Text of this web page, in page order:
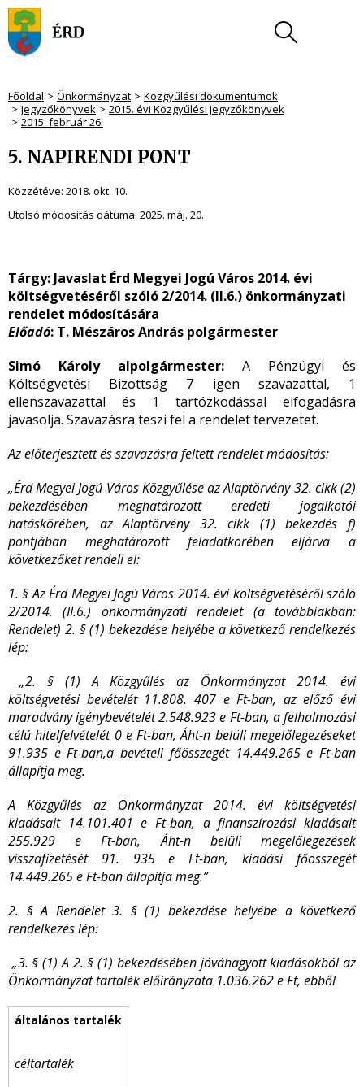
Főoldal Önkormányzat
Közgyűlési dokumentumok
Jegyzőkönyvek
2015. évi Közgyűlési jegyzőkönyvek
2015. február 26.
5. NAPIRENDI PONT
Közzétéve: 2018. okt. 10.
Utolsó módosítás dátuma: 2025. máj. 20.
Tárgy: Javaslat Érd Megyei Jogú Város 2014. évi
költségvetéséről szóló 2/2014. (II.6.) önkormányzati
rendelet módosítására
Előadó: T. Mészáros András polgármester
Simó Károly alpolgármester: A Pénzügyi és
Költségvetési Bizottság 7 igen szavazattal, 1
ellenszavazattal és 1 tartózkodással elfogadásra
javasolja. Szavazásra teszi fel a rendelet tervezetet.
Az előterjesztett és szavazásra feltett rendelet módosítás:
„Érd Megyei Jogú Város Közgyűlése az Alaptörvény 32. cikk (2)
bekezdésében meghatározott eredeti jogalkotói
hatáskörében, az Alaptörvény 32. cikk (1) bekezdés f)
pontjában meghatározott feladatkörében eljárva a
következőket rendeli el:
1. § Az Érd Megyei Jogú Város 2014. évi költségvetéséről szóló
2/2014. (II.6.) önkormányzati rendelet (a továbbiakban:
Rendelet) 2. § (1) bekezdése helyébe a következő rendelkezés
lép:
„2. § (1) A Közgyűlés az Önkormányzat 2014. évi
költségvetési bevételét 11.808. 407 e Ft-ban, az előző évi
maradvány igénybevételét 2.548.923 e Ft-ban, a felhalmozási
célú hitelfelvételét 0 e Ft-ban, Áht-n belüli megelőlegezéseket
91.935 e Ft-ban,a bevételi főösszegét 14.449.265 e Ft-ban
állapítja meg.
A Közgyűlés az Önkormányzat 2014. évi költségvetési
kiadásait 14.101.401 e Ft-ban, a finanszírozási kiadásait
255.929 e Ft-ban, Áht-n belüli megelőlegezések
visszafizetését 91. 935 e Ft-ban, kiadási főösszegét
14.449.265 e Ft-ban állapítja meg.”
2. § A Rendelet 3. § (1) bekezdése helyébe a következő
rendelkezés lép:
„3. § (1) A 2. § (1) bekezdésében jóváhagyott kiadásokból az
Önkormányzat tartalék előirányzata 1.036.262 e Ft, ebből
céltartalék